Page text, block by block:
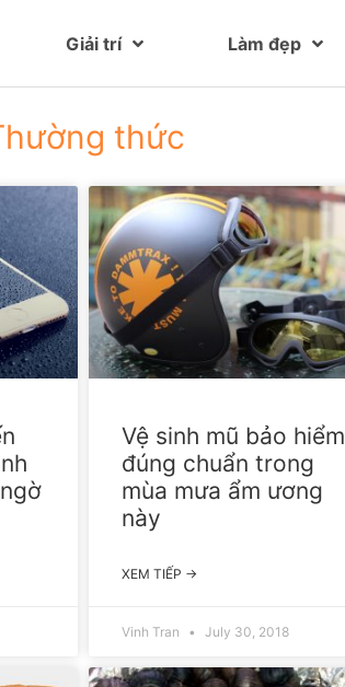
Giải trí Làm đẹp
thức
Vệ sinh mũ bảo hiểm
đúng chuẩn trong
mùa mưa ẩm ương
này
XEM TIẾP →
Vinh Tran July 30, 2018